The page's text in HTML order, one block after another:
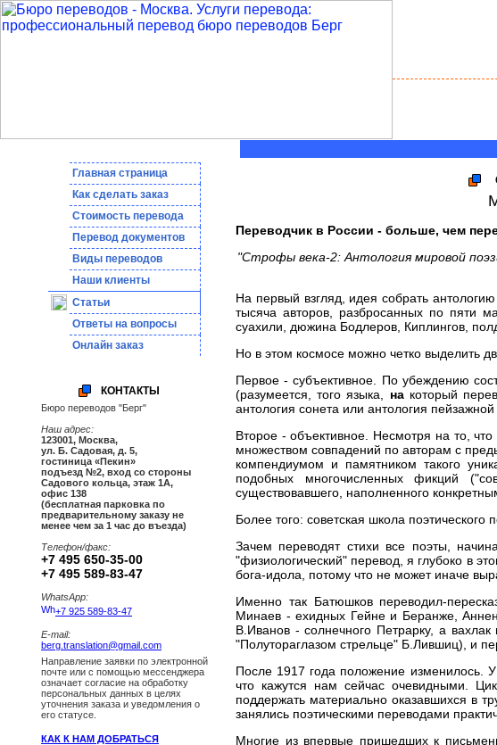
Главная страница
Как сделать заказ
Стоимость перевода
Пepeвoд дoкумeнтoв
Виды переводов
Наши клиенты
Статьи
Ответы на вопросы
Онлайн заказ
КОНТАКТЫ
Бюро переводов "Берг"
Наш адрес:
123001, Москва,
ул. Б. Садовая, д. 5,
гостиница «Пекин»
подъезд №2, вход со стороны
Садового кольца, этаж 1А,
офис 138
(бесплатная парковка по
предварительному заказу не
менее чем за 1 час до въезда)
Телефон/факс:
+7 495 650-35-00
+7 495 589-83-47
WhatsApp:
+7 925 589-83-47
E-mail:
berg.translation@gmail.com
Направление заявки по электронной
почте или с помощью мессенджера
означает согласие на обработку
персональных данных в целях
уточнения заказа и уведомления о
его статусе.
КАК К НАМ ДОБРАТЬСЯ
Переводчик в России - больше, чем
"Строфы века-2: Антология мировой
На первый взгляд, идея собрать
тысяча авторов, разбросанных по пяти
суахили, дюжина Бодлеров, Киплингов,
Но в этом космосе можно четко выделить
Первое - субъективное. По убеждению
(разумеется, того языка, на который
антология сонета или антология пейзажной
Второе - объективное. Несмотря на то, что
множеством совпадений по авторам с
компендиумом и памятником такого
подобных многочисленных фикций
существовавшего, наполненного
Более того: советская школа
Зачем переводят стихи все поэты,
"физиологический" перевод, я глубоко в
бога-идола, потому что не может иначе
Именно так Батюшков переводил-
Минаев - ехидных Гейне и Беранже,
В.Иванов - солнечного Петрарку, а
"Полутораглазом стрельце" Б.Лившиц), и
После 1917 года положение изменилось. У
что кажутся нам сейчас очевидными.
поддержать материально оказавшихся в
занялись поэтическими переводами
Многие из впервые пришедших к